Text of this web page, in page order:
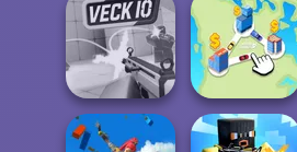
Burnin' Rubber 5
XS
Giant Rush!